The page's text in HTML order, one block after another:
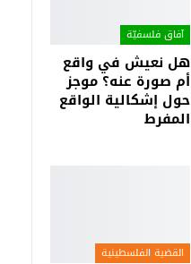
آفاق فلسفيّة‎
هل نعيش في واقع
أم صورة عنه؟ موجز
حول إشكالية الواقع
المفرط
القضية الفلسطينية